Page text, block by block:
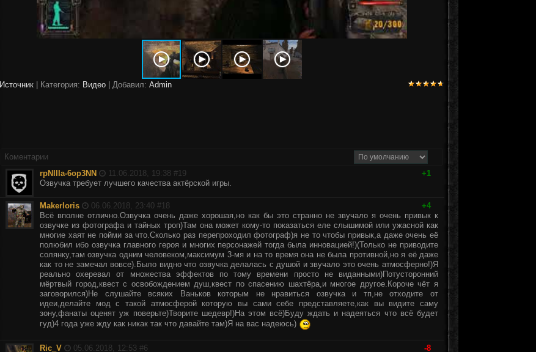
Источник Категория: Видео | Добавил: Аdmin
Коментарии
rpNIIIa-6op3NN
11.06.2018, 19:38 #19
+1
Озвучка требует лучшего качества актёрской игры.
Makerloris 06.06.2018, 23:40 #18
+4
Всё вполне отлично.Озвучка очень даже хорошая,но как бы это странно не звучало я очень привык к
озвучке из фотографа и тайных троп)Там она может кому-то показаться еле слышимой или ужасной как
многие хаят не пойми за что.Сколько раз перепроходил фотограф)я не то чтобы привык,а даже очень её
полюбил ибо озвучка главного героя и многих персонажей тогда была инновацией!)(Только не приводите
солянку,там озвучка одним человеком,максимум 3-мя и на то время она не была противной,но я её даже
как то не замечал вовсе).Было видно что озвучка делалась с душой и звучало это очень атмосферно!)Я
реально охеревал от множества эффектов по тому времени просто не виданными)Потусторонний
мёртвый город,квест с освобождением душ,квест по спасению шахтёра,и многое другое.Короче чёт я
заговорился)Не слушайте всяких Ваньков которым не нравиться озвучка и тп,не отходите от
идеи,делайте мод с такой атмосферой которую вы сами себе представляете,как вы видите саму
зону,фанаты оценят уж поверьте)Творите шедевр!)На этом всё)Буду ждать и надеяться что всё будет
гуд)4 года уже жду как никак так что давайте там)Я на вас надеюсь)
Ric_V 05.06.2018, 12:53 #6
-8